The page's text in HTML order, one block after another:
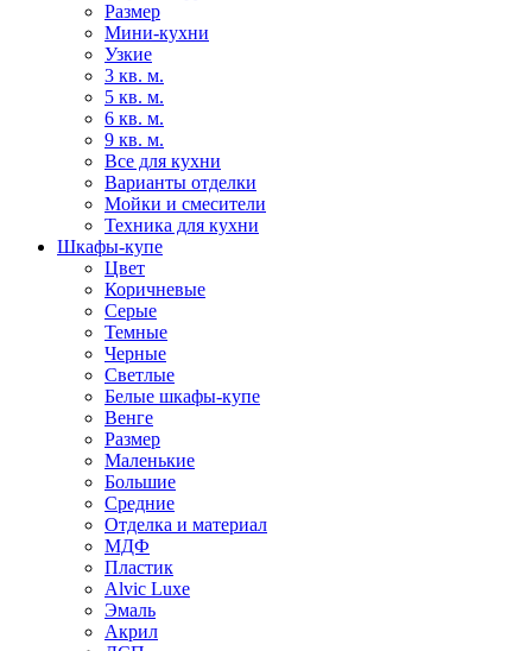
Размер
Мини-кухни
Узкие
3 кв. м.
5 кв. м.
6 кв. м.
9 кв. м.
Все для кухни
Варианты отделки
Мойки и смесители
Техника для кухни
Шкафы-купе
Цвет
Коричневые
Серые
Темные
Черные
Светлые
Белые шкафы-купе
Венге
Размер
Маленькие
Большие
Средние
Отделка и материал
МДФ
Пластик
Alvic Luxe
Эмаль
Акрил